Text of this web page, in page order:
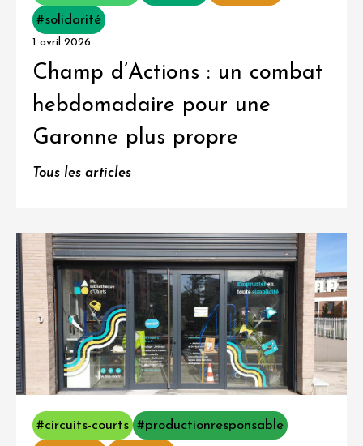
#solidarité
1 avril 2026
Champ d’Actions : un combat
hebdomadaire pour une
Garonne plus propre
Tous les articles
#circuits-courts #productionresponsable